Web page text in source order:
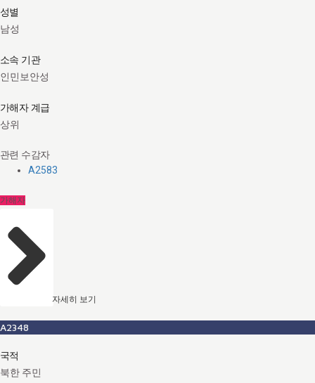
성별
남성
소속 기관
인민보안성
가해자 계급
상위
관련 수감자
A2583
가해자
자세히 보기
A2348
국적
북한 주민